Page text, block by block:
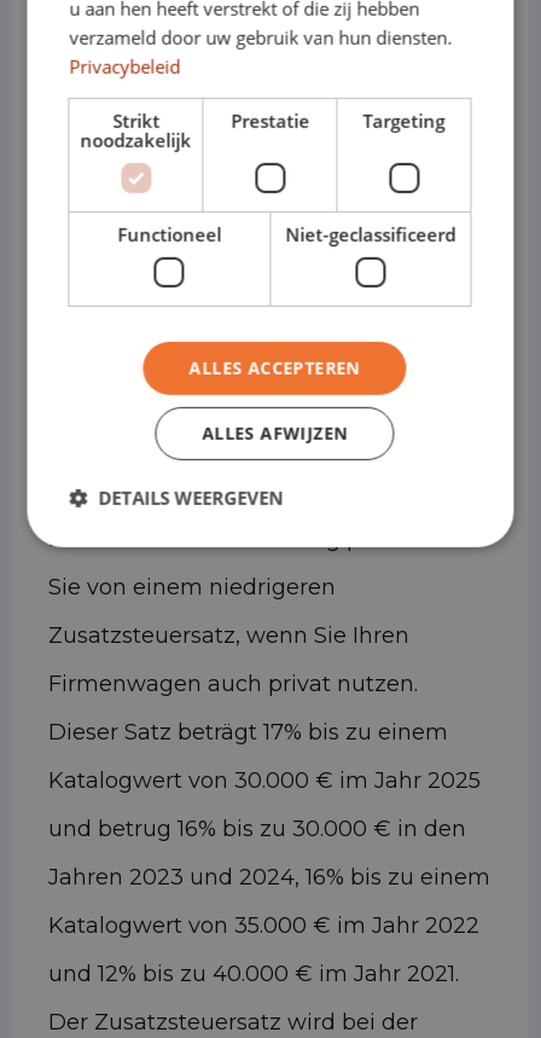
zukunftssicher. Denn immer mehr
Städte verbieten schädliche Autos,
sodass nur noch emissionsfreie
Fahrzeuge Zugang haben. Dieser Trend
wird sich in Zukunft in immer mehr
Städten fortsetzen. Wenn Sie sich also
jetzt für ein Elektroauto entscheiden,
sind Sie bereits für die Zukunft gerüstet.
Geringere Zusatzsteuer für
Geschäftsfahrer
Mit einem Elektrofahrzeug profitieren
Sie von einem niedrigeren
Zusatzsteuersatz, wenn Sie Ihren
Firmenwagen auch privat nutzen.
Dieser Satz beträgt 17% bis zu einem
Katalogwert von 30.000 € im Jahr 2025
und betrug 16% bis zu 30.000 € in den
Jahren 2023 und 2024, 16% bis zu einem
Katalogwert von 35.000 € im Jahr 2022
und 12% bis zu 40.000 € im Jahr 2021.
Der Zusatzsteuersatz wird bei der
u aan hen heeft verstrekt of die zij hebben
verzameld door uw gebruik van hun diensten.
Privacybeleid
Strikt
noodzakelijk
Prestatie Targeting
Functioneel Niet-geclassificeerd
ALLES ACCEPTEREN
ALLES AFWIJZEN
DETAILS WEERGEVEN